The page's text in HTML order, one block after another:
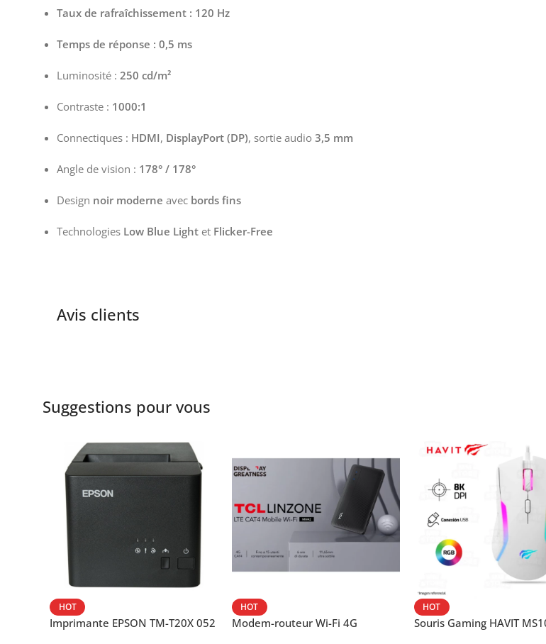
Taux de rafraîchissement : 120 Hz
Temps de réponse : 0,5 ms
Luminosité : 250 cd/m²
Contraste : 1000:1
Connectiques : HDMI, DisplayPort (DP), sortie audio 3,5 mm
Angle de vision : 178° / 178°
Design noir moderne avec bords fins
Technologies Low Blue Light et Flicker-Free
Avis clients
Suggestions pour vous
HOT
Imprimante EPSON TM-T20X 052
HOT
Modem-routeur Wi-Fi 4G
HOT
Souris Gaming HAVIT